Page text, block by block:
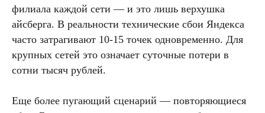
филиала каждой сети — и это лишь верхушка
айсберга. В реальности технические сбои Яндекса
часто затрагивают 10-15 точек одновременно. Для
крупных сетей это означает суточные потери в
сотни тысяч рублей.
Еще более пугающий сценарий — повторяющиеся